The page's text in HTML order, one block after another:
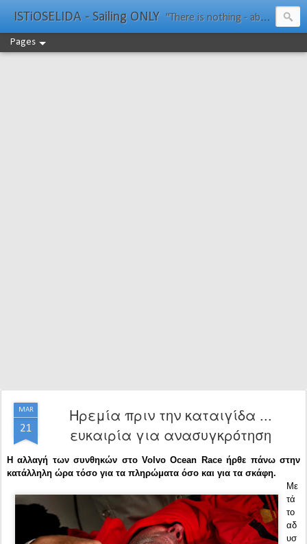
ISTiOSELIDA - Sailing ONLY "There is nothing - absolutely nothing - half so much worth doing as simply messing about in boats." Water Rat, Kenneth Grahame
Pages
MAR
21
Ηρεμία πριν την καταιγίδα ...
ευκαιρία για ανασυγκρότηση
Η αλλαγή των συνθηκών στο Volvo Ocean Race ήρθε πάνω στην
κατάλληλη ώρα τόσο για τα πληρώματα όσο και για τα σκάφη.
Με
τά
το
αδ
υσ